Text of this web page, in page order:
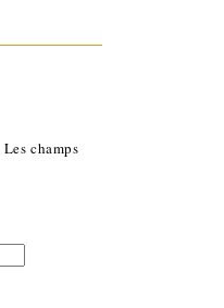
Les champs